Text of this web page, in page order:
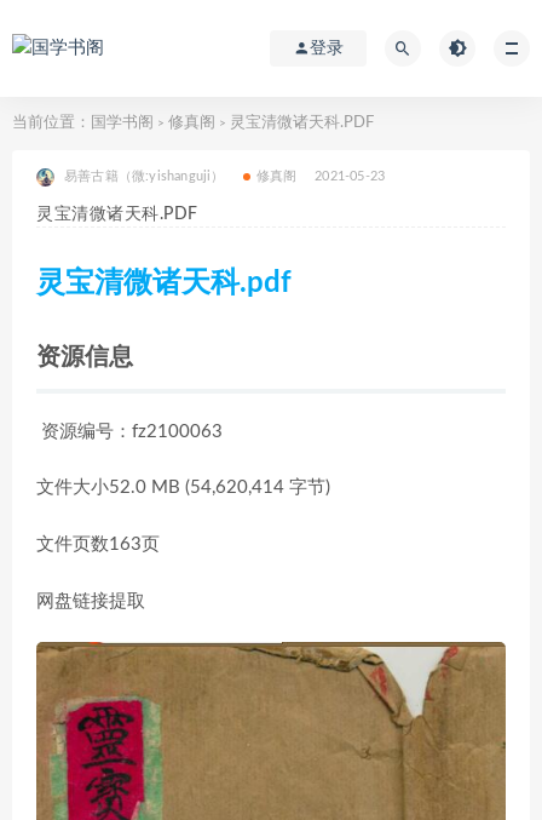
登录
当前位置： 国学书阁 > 修真阁 > 灵宝清微诸天科.PDF
易善古籍（微:yishanguji） 修真阁 2021-05-23
灵宝清微诸天科.PDF
灵宝清微诸天科.pdf
资源信息
资源编号：fz2100063
文件大小52.0 MB (54,620,414 字节)
文件页数163页
网盘链接提取